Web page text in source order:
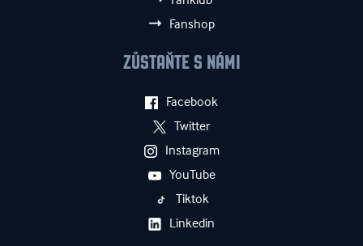
Fanshop
ZŮSTAŇTE S NÁMI
Facebook
Twitter
Instagram
YouTube
Tiktok
Linkedin